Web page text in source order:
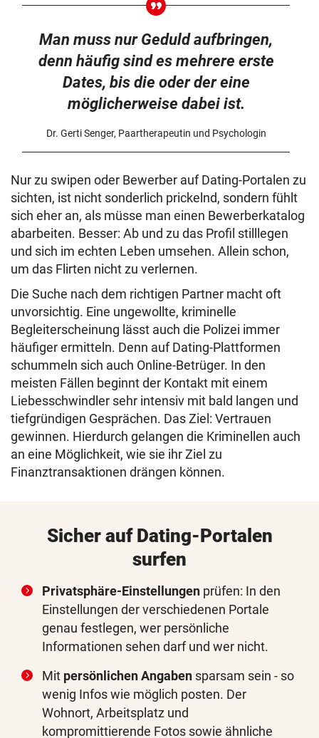
Man muss nur Geduld aufbringen,
denn häufig sind es mehrere erste
Dates, bis die oder der eine
möglicherweise dabei ist.
Dr. Gerti Senger, Paartherapeutin und Psychologin
Nur zu swipen oder Bewerber auf Dating-Portalen zu
sichten, ist nicht sonderlich prickelnd, sondern fühlt
sich eher an, als müsse man einen Bewerberkatalog
abarbeiten. Besser: Ab und zu das Profil stilllegen
und sich im echten Leben umsehen. Allein schon,
um das Flirten nicht zu verlernen.
Die Suche nach dem richtigen Partner macht oft
unvorsichtig. Eine ungewollte, kriminelle
Begleiterscheinung lässt auch die Polizei immer
häufiger ermitteln. Denn auf Dating-Plattformen
schummeln sich auch Online-Betrüger. In den
meisten Fällen beginnt der Kontakt mit einem
Liebesschwindler sehr intensiv mit bald langen und
tiefgründigen Gesprächen. Das Ziel: Vertrauen
gewinnen. Hierdurch gelangen die Kriminellen auch
an eine Möglichkeit, wie sie ihr Ziel zu
Finanztransaktionen drängen können.
Sicher auf Dating-Portalen
surfen
Privatsphäre-Einstellungen prüfen: In den
Einstellungen der verschiedenen Portale
genau festlegen, wer persönliche
Informationen sehen darf und wer nicht.
Mit persönlichen Angaben sparsam sein - so
wenig Infos wie möglich posten. Der
Wohnort, Arbeitsplatz und
kompromittierende Fotos sowie ähnliche